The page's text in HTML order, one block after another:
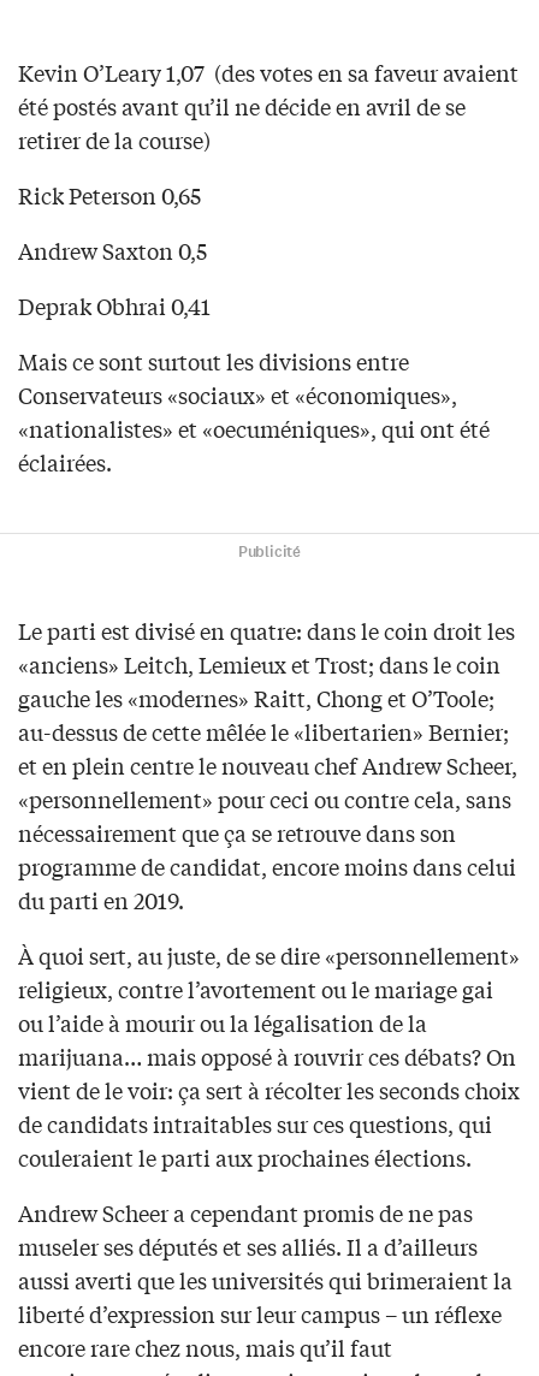
Kevin O’Leary 1,07 (des votes en sa faveur avaient
été postés avant qu’il ne décide en avril de se
retirer de la course)
Rick Peterson 0,65
Andrew Saxton 0,5
Deprak Obhrai 0,41
Mais ce sont surtout les divisions entre
Conservateurs «sociaux» et «économiques»,
«nationalistes» et «oecuméniques», qui ont été
éclairées.
Publicité
Le parti est divisé en quatre: dans le coin droit les
«anciens» Leitch, Lemieux et Trost; dans le coin
gauche les «modernes» Raitt, Chong et O’Toole;
au-dessus de cette mêlée le «libertarien» Bernier;
et en plein centre le nouveau chef Andrew Scheer,
«personnellement» pour ceci ou contre cela, sans
nécessairement que ça se retrouve dans son
programme de candidat, encore moins dans celui
du parti en 2019.
À quoi sert, au juste, de se dire «personnellement»
religieux, contre l’avortement ou le mariage gai
ou l’aide à mourir ou la légalisation de la
marijuana… mais opposé à rouvrir ces débats? On
vient de le voir: ça sert à récolter les seconds choix
de candidats intraitables sur ces questions, qui
couleraient le parti aux prochaines élections.
Andrew Scheer a cependant promis de ne pas
museler ses députés et ses alliés. Il a d’ailleurs
aussi averti que les universités qui brimeraient la
liberté d’expression sur leur campus – un réflexe
encore rare chez nous, mais qu’il faut